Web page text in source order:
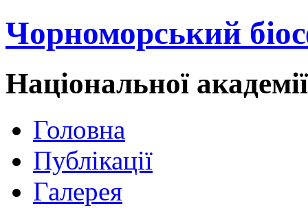
Чорноморський
Національної
Головна
Публікації
Галерея